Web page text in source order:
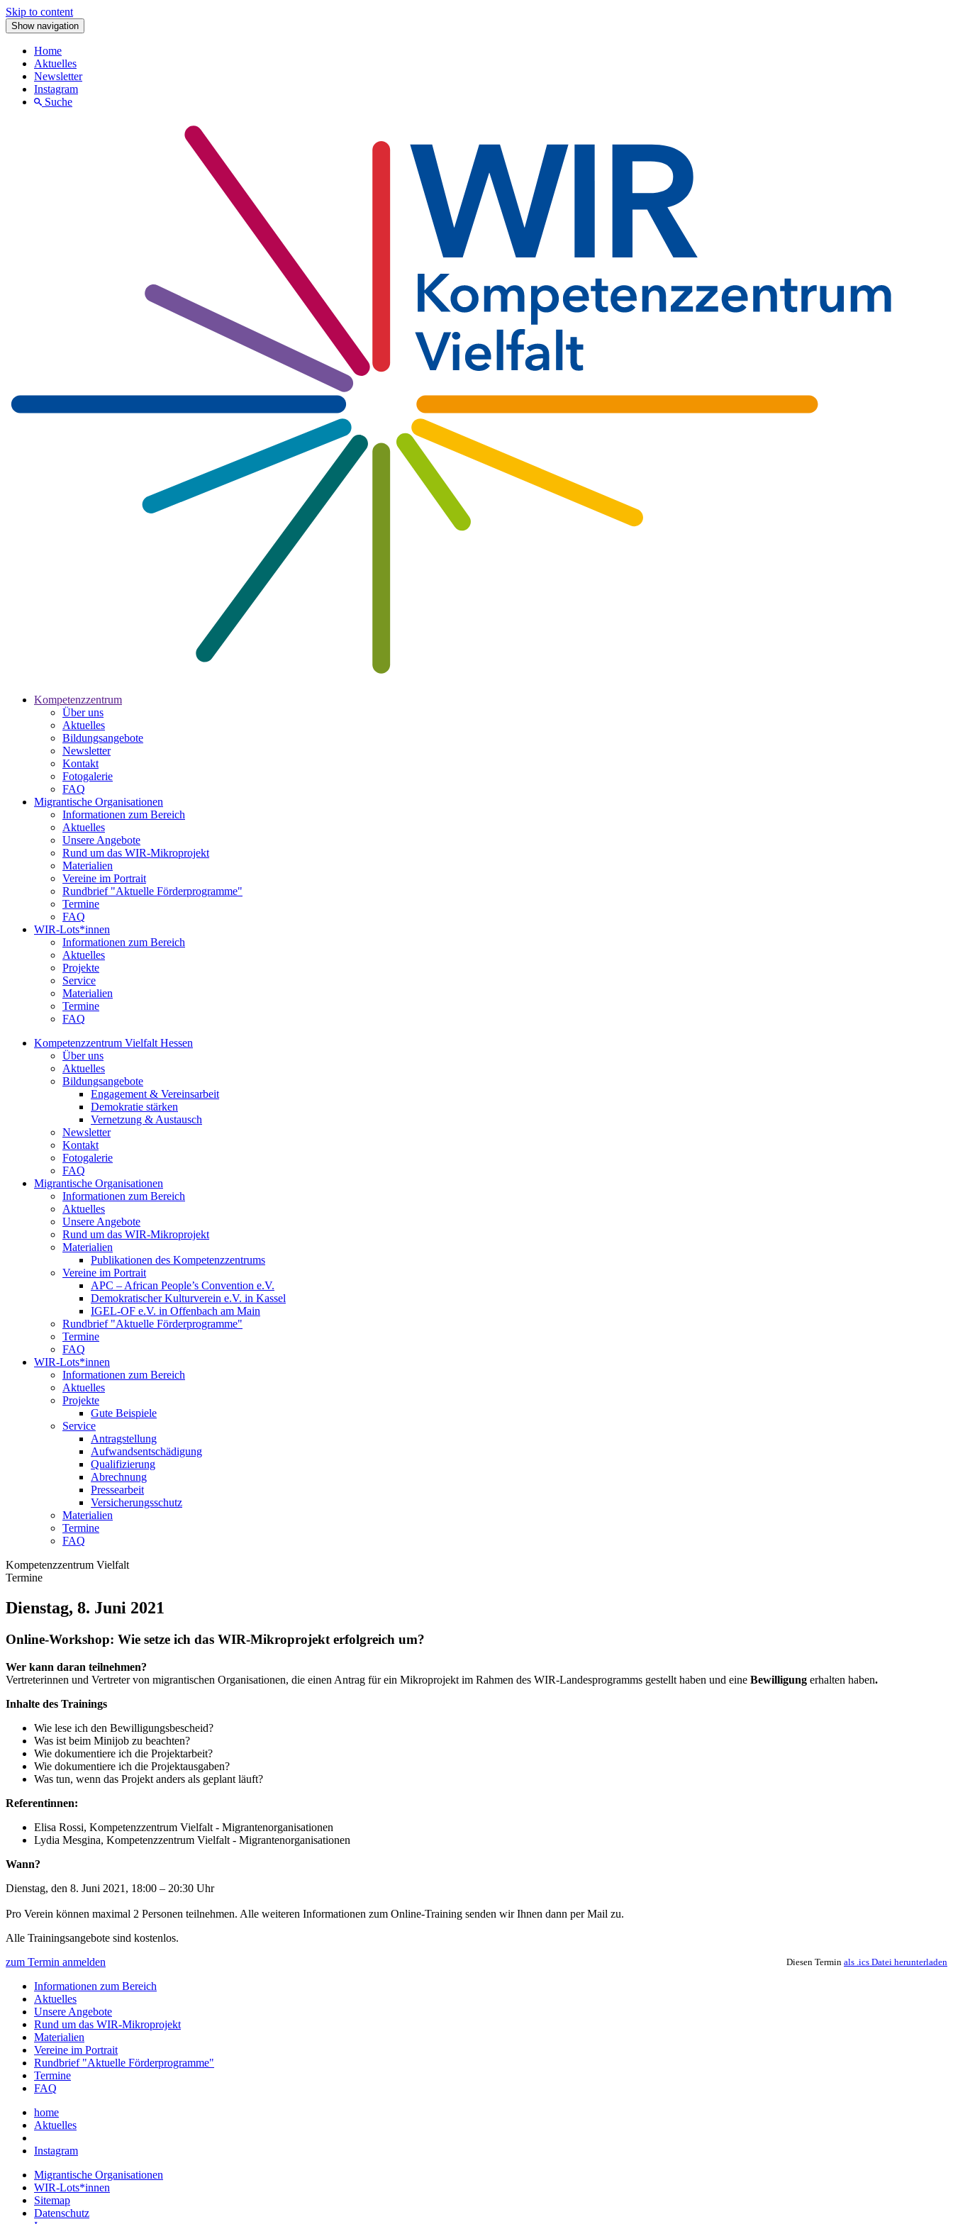
Skip to content
Show navigation
Home
Aktuelles
Newsletter
Instagram
Suche
Kompetenzzentrum
Über uns
Aktuelles
Bildungsangebote
Newsletter
Kontakt
Fotogalerie
FAQ
Migrantische Organisationen
Informationen zum Bereich
Aktuelles
Unsere Angebote
Rund um das WIR-Mikroprojekt
Materialien
Vereine im Portrait
Rundbrief "Aktuelle Förderprogramme"
Termine
FAQ
WIR-Lots*innen
Informationen zum Bereich
Aktuelles
Projekte
Service
Materialien
Termine
FAQ
Kompetenzzentrum Vielfalt Hessen
Über uns
Aktuelles
Bildungsangebote
Engagement & Vereinsarbeit
Demokratie stärken
Vernetzung & Austausch
Newsletter
Kontakt
Fotogalerie
FAQ
Migrantische Organisationen
Informationen zum Bereich
Aktuelles
Unsere Angebote
Rund um das WIR-Mikroprojekt
Materialien
Publikationen des Kompetenzzentrums
Vereine im Portrait
APC – African People’s Convention e.V.
Demokratischer Kulturverein e.V. in Kassel
IGEL-OF e.V. in Offenbach am Main
Rundbrief "Aktuelle Förderprogramme"
Termine
FAQ
WIR-Lots*innen
Informationen zum Bereich
Aktuelles
Projekte
Gute Beispiele
Service
Antragstellung
Aufwandsentschädigung
Qualifizierung
Abrechnung
Pressearbeit
Versicherungsschutz
Materialien
Termine
FAQ
Kompetenzzentrum Vielfalt
Termine
Dienstag, 8. Juni 2021
Online-Workshop: Wie setze ich das WIR-Mikroprojekt erfolgreich um?
Wer kann daran teilnehmen?
Vertreterinnen und Vertreter von migrantischen Organisationen, die einen Antrag für ein Mikroprojekt im Rahmen des WIR-Landesprogramms gestellt haben und eine Bewilligung erhalten haben.
Inhalte des Trainings
Wie lese ich den Bewilligungsbescheid?
Was ist beim Minijob zu beachten?
Wie dokumentiere ich die Projektarbeit?
Wie dokumentiere ich die Projektausgaben?
Was tun, wenn das Projekt anders als geplant läuft?
Referentinnen:
Elisa Rossi, Kompetenzzentrum Vielfalt - Migrantenorganisationen
Lydia Mesgina, Kompetenzzentrum Vielfalt - Migrantenorganisationen
Wann?
Dienstag, den 8. Juni 2021, 18:00 – 20:30 Uhr
Pro Verein können maximal 2 Personen teilnehmen. Alle weiteren Informationen zum Online-Training senden wir Ihnen dann per Mail zu.
Alle Trainingsangebote sind kostenlos.
zum Termin anmelden
Diesen Termin als .ics Datei herunterladen
Informationen zum Bereich
Aktuelles
Unsere Angebote
Rund um das WIR-Mikroprojekt
Materialien
Vereine im Portrait
Rundbrief "Aktuelle Förderprogramme"
Termine
FAQ
home
Aktuelles
Instagram
Migrantische Organisationen
WIR-Lots*innen
Sitemap
Datenschutz